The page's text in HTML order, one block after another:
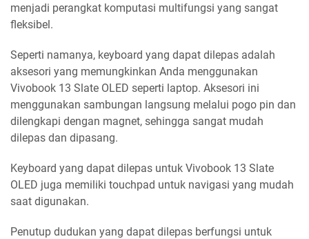
menjadi perangkat komputasi multifungsi yang sangat
fleksibel.
Seperti namanya, keyboard yang dapat dilepas adalah
aksesori yang memungkinkan Anda menggunakan
Vivobook 13 Slate OLED seperti laptop. Aksesori ini
menggunakan sambungan langsung melalui pogo pin dan
dilengkapi dengan magnet, sehingga sangat mudah
dilepas dan dipasang.
Keyboard yang dapat dilepas untuk Vivobook 13 Slate
OLED juga memiliki touchpad untuk navigasi yang mudah
saat digunakan.
Penutup dudukan yang dapat dilepas berfungsi untuk